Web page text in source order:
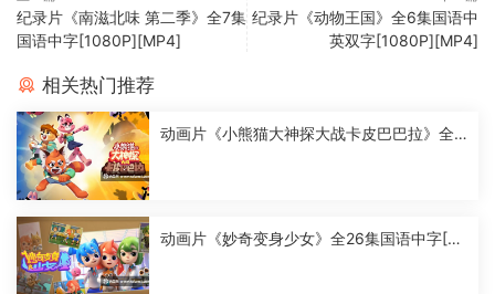
纪录片《南滋北味 第二季》全7集
国语中字[1080P][MP4]
纪录片《动物王国》全6集国语中
英双字[1080P][MP4]
相关热门推荐
动画片《小熊猫大神探大战卡皮巴巴拉》全2
动画片《妙奇变身少女》全26集国语中字[10